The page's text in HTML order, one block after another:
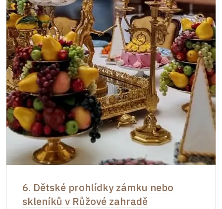
6. Dětské prohlídky zámku nebo
skleníků v Růžové zahradě